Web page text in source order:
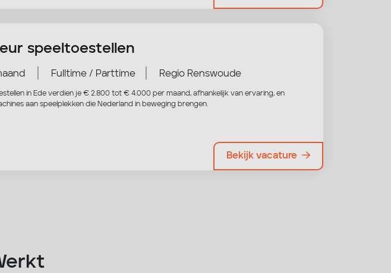
speeltoestellen
Fulltime / Parttime Regio Renswoude
in Ede verdien je € 2.800 tot € 4.000 per maand, afhankelijk van ervaring, en
aan speelplekken die Nederland in beweging brengen.
Bekijk vacature